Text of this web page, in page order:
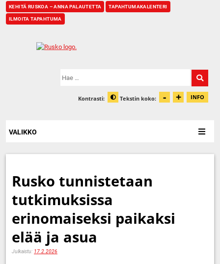
KEHITÄ RUSKOA – ANNA PALAUTETTA TAPAHTUMAKALENTERI
ILMOITA TAPAHTUMA
Hae:
Kontrasti: Muuta kontrastia
Tekstin koko: - + INFO
VALIKKO
Rusko tunnistetaan
tutkimuksissa
erinomaiseksi paikaksi
elää ja asua
Julkaistu: 17.2.2026